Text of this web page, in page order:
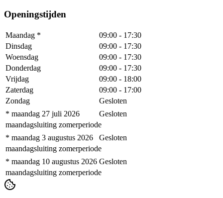
Openingstijden
Maandag * 09:00 - 17:30
Dinsdag
09:00 - 17:30
Woensdag
09:00 - 17:30
Donderdag
09:00 - 17:30
Vrijdag
09:00 - 18:00
Zaterdag
09:00 - 17:00
Zondag
Gesloten
* maandag 27 juli 2026
Gesloten
maandagsluiting zomerperiode
* maandag 3 augustus 2026
Gesloten
maandagsluiting zomerperiode
* maandag 10 augustus 2026 Gesloten
maandagsluiting zomerperiode